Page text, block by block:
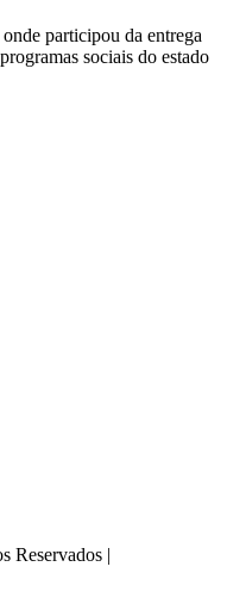
participou da entrega
sociais do estado
Reservados |